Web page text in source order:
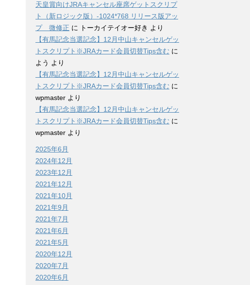
天皇賞向けJRAキャンセル座席ゲットスクリプ
ト（新ロジック版）-1024*768 リリース版アッ
プ 微修正 に トーカイテイオー好き より
【有馬記念当選記念】12月中山キャンセルゲッ
トスクリプト※JRAカード会員切替Tips含む に
よう より
【有馬記念当選記念】12月中山キャンセルゲッ
トスクリプト※JRAカード会員切替Tips含む に
wpmaster より
【有馬記念当選記念】12月中山キャンセルゲッ
トスクリプト※JRAカード会員切替Tips含む に
wpmaster より
2025年6月
2024年12月
2023年12月
2021年12月
2021年10月
2021年9月
2021年7月
2021年6月
2021年5月
2020年12月
2020年7月
2020年6月